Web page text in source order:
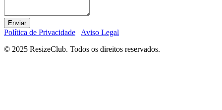
Enviar
Política de Privacidade
Aviso Legal
© 2025 ResizeClub. Todos os direitos reservados.